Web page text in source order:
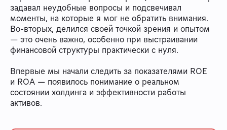
задавал неудобные вопросы и подсвечивал
моменты, на которые я мог не обратить внимания.
Во-вторых, делился своей точкой зрения и опытом
— это очень важно, особенно при выстраивании
финансовой структуры практически с нуля.
Впервые мы начали следить за показателями ROE
и ROA — появилось понимание о реальном
состоянии холдинга и эффективности работы
активов.